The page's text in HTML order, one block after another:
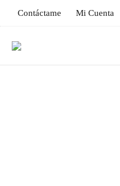
Contáctame Mi Cuenta